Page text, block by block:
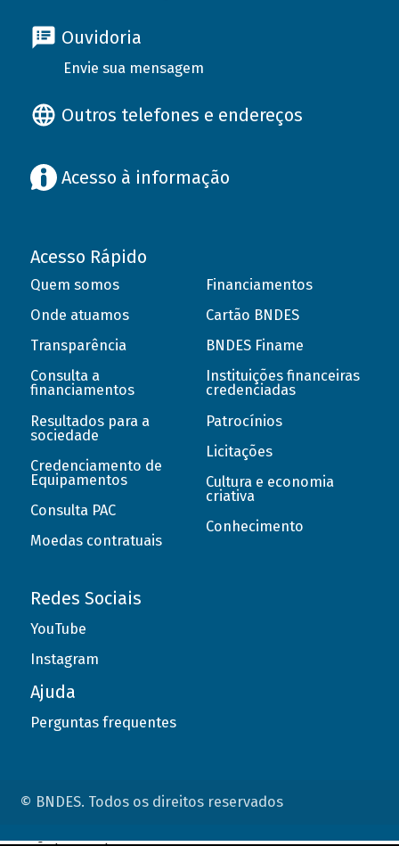
Ouvidoria
Envie sua mensagem
Outros telefones e endereços
Acesso à informação
Acesso Rápido
Quem somos
Onde atuamos
Transparência
Consulta a
financiamentos
Resultados para a
sociedade
Credenciamento de
Equipamentos
Consulta PAC
Moedas contratuais
Financiamentos
Cartão BNDES
BNDES Finame
Instituições financeiras
credenciadas
Patrocínios
Licitações
Cultura e economia
criativa
Conhecimento
Redes Sociais
YouTube
Instagram
Ajuda
Perguntas frequentes
© BNDES. Todos os direitos reservados